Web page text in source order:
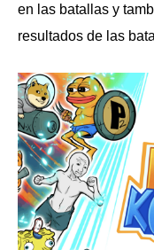
en las batallas y
resultados de las